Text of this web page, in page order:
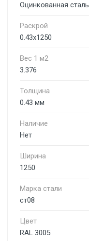
Оцинкованная сталь
Раскрой
0.43x1250
Вес 1 м2
3.376
Толщина
0.43 мм
Наличие
Нет
Ширина
1250
Марка стали
ст08
Цвет
RAL 3005